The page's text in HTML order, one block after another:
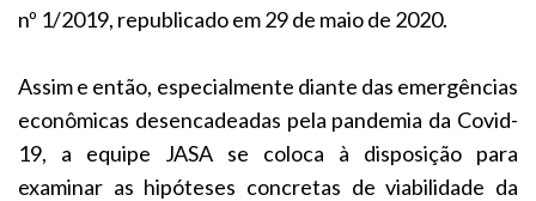
nº 1/2019, republicado em 29 de maio de 2020.
Assim e então, especialmente diante das emergências
econômicas desencadeadas pela pandemia da Covid-
19, a equipe JASA se coloca à disposição para
examinar as hipóteses concretas de viabilidade da